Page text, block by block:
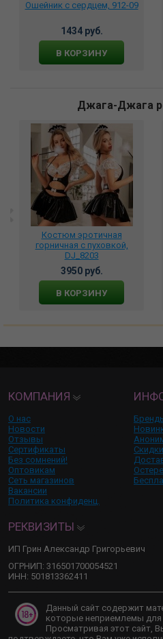
Ошейник с сердцем, 912-09
1434 руб.
В КОРЗИНУ
Джага-Джага
Костюм эротичная
горничная с пуховкой,
DJ_8203
3950 руб.
В КОРЗИНУ
КОМПАНИЯ
О нас
Новости
Отзывы
Сертификаты
Без сомнений!
Оптовикам
Сеть магазинов
Вакансии
Политика конфиденц.
РЕКВИЗИТЫ
ИП Грин Александр Григорьевич
ОГРНИП: 316501700054521
ИНН: 501813362411
Данный сайт содержит
которые неприемлемы для
Просматривая этот сайт,